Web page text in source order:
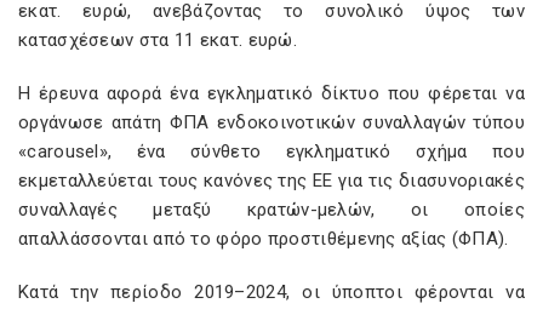
εκατ. ευρώ, ανεβάζοντας το συνολικό ύψος των
κατασχέσεων στα 11 εκατ. ευρώ.
Η έρευνα αφορά ένα εγκληματικό δίκτυο που φέρεται να
οργάνωσε απάτη ΦΠΑ ενδοκοινοτικών συναλλαγών τύπου
«carousel», ένα σύνθετο εγκληματικό σχήμα που
εκμεταλλεύεται τους κανόνες της ΕΕ για τις διασυνοριακές
συναλλαγές μεταξύ κρατών-μελών, οι οποίες
απαλλάσσονται από το φόρο προστιθέμενης αξίας (ΦΠΑ).
Κατά την περίοδο 2019–2024, οι ύποπτοι φέρονται να